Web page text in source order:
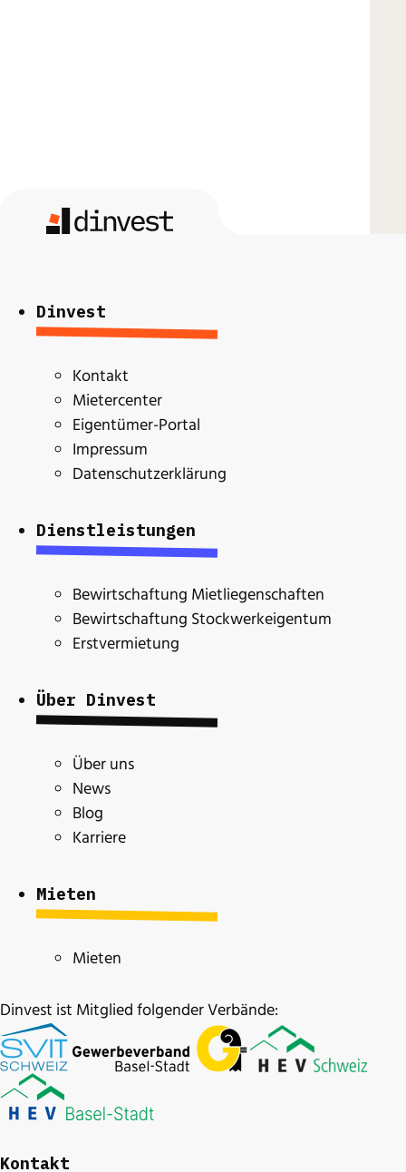
Dinvest
Kontakt
Mietercenter
Eigentümer-Portal
Impressum
Datenschutzerklärung
Dienstleistungen
Bewirtschaftung Mietliegenschaften
Bewirtschaftung Stockwerkeigentum
Erstvermietung
Über Dinvest
Über uns
News
Blog
Karriere
Mieten
Mieten
Dinvest ist Mitglied folgender Verbände:
Kontakt